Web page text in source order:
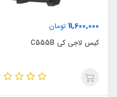
11,600,000 تومان
کیس لاجی کی C555B